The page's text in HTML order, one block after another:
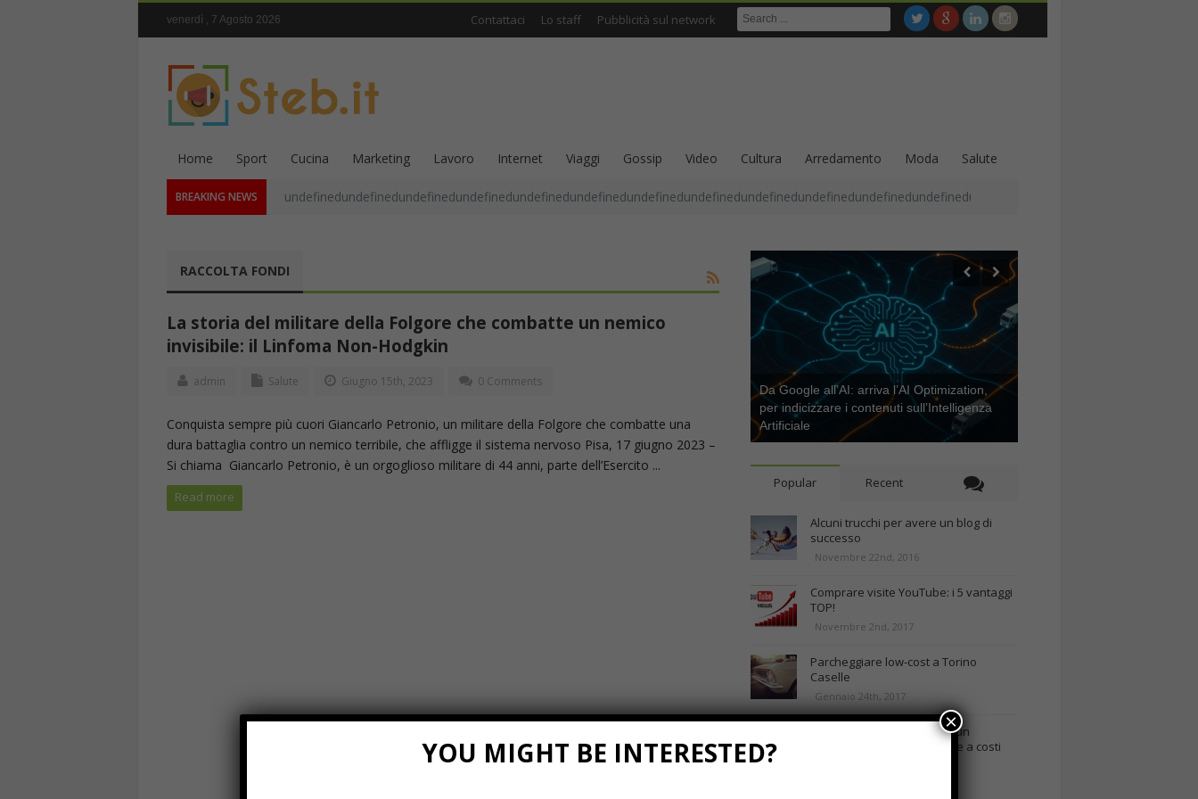
venerdì , 7 Agosto 2026 Contattaci Lo staff Pubblicità sul network
Home Sport Cucina Marketing Lavoro Internet Viaggi Gossip Video Cultura Arredamento Moda Salute
BREAKING NEWS
RACCOLTA FONDI
La storia del militare della Folgore che combatte un nemico
invisibile: il Linfoma Non-Hodgkin
admin Salute Giugno 15th, 2023 0 Comments
Conquista sempre più cuori Giancarlo Petronio, un militare della Folgore che combatte una
dura battaglia contro un nemico terribile, che affligge il sistema nervoso Pisa, 17 giugno 2023 –
Si chiama Giancarlo Petronio, è un orgoglioso militare di 44 anni, parte dell’Esercito ...
Read more
Da Google all’AI: arriva l’AI Optimization,
per indicizzare i contenuti sull’Intelligenza
Artificiale
Popular Recent
Alcuni trucchi per avere un blog di
successo
Novembre 22nd, 2016
Comprare visite YouTube: i 5 vantaggi
TOP!
Novembre 2nd, 2017
Parcheggiare low-cost a Torino
Caselle
Gennaio 24th, 2017
Consigli per intraprendere un
business on-line efficiente e a costi
YOU MIGHT BE INTERESTED?
×